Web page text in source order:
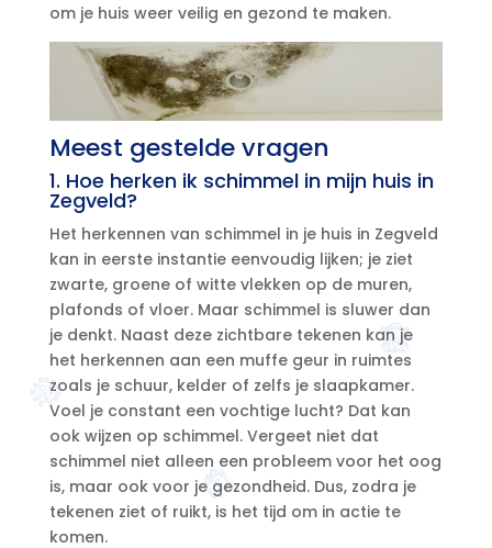
om je huis weer veilig en gezond te maken.​
Meest gestelde vragen
1.​ Hoe herken ik schimmel in mijn huis in
Zegveld?
Het herkennen van schimmel in je huis in Zegveld
kan in eerste instantie eenvoudig lijken; je ziet
zwarte, groene of witte vlekken op de muren,
plafonds of vloer.​ Maar schimmel is sluwer dan
je denkt.​ Naast deze zichtbare tekenen kan je
het herkennen aan een muffe geur in ruimtes
zoals je schuur, kelder of zelfs je slaapkamer.​
Voel je constant een vochtige lucht? Dat kan
ook wijzen op schimmel.​ Vergeet niet dat
schimmel niet alleen een probleem voor het oog
is, maar ook voor je gezondheid.​ Dus, zodra je
tekenen ziet of ruikt, is het tijd om in actie te
komen.​